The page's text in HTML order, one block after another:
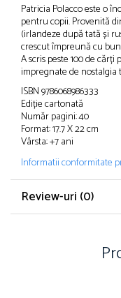
Patricia Polacco este o
pentru copii. Provenită
(irlandeze după tată și
crescut împreună cu
A scris peste 100 de
impregnate de
ISBN 9786068986333
Ediție cartonată
Număr pagini: 40
Format: 17.7 X 22 cm
Vârsta: +7 ani
Informatii conformitate
Review-uri (0)